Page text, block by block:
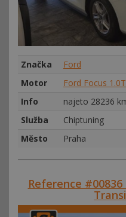
Značka
Ford
Motor
Ford Focus
Info
najeto 28236
Služba
Chiptuning
Město
Praha
Reference